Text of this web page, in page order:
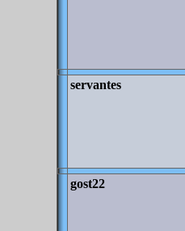
servantes
gost22